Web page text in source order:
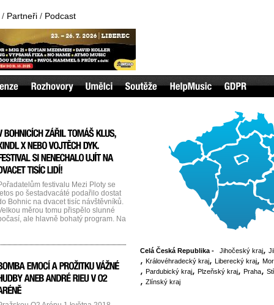
/ Partneři / Podcast
festivalu Mezi Ploty se
po šestadvacáté podařilo dostat
Bohnic na dvacet tisíc návštěvníků.
měrou tomu přispělo slunné
ale hlavně bohatý program. Na
hvězdami sobotního
Lenka Dusilová. V neděli zazářili
NoName, PSH [...]...
Celá Česká Republika - Jihočeský kraj
Královéhradecký kraj
Liberecký kraj
Pardubický kraj
Plzeňský kraj Praha
Zlínský kraj